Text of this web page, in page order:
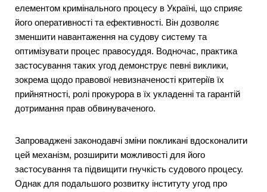
елементом кримінального процесу в Україні, що сприяє
його оперативності та ефективності. Він дозволяє
зменшити навантаження на судову систему та
оптимізувати процес правосуддя. Водночас, практика
застосування таких угод демонструє певні виклики,
зокрема щодо правової невизначеності критеріїв їх
прийнятності, ролі прокурора в їх укладенні та гарантій
дотримання прав обвинуваченого.
Запроваджені законодавчі зміни покликані вдосконалити
цей механізм, розширити можливості для його
застосування та підвищити гнучкість судового процесу.
Однак для подальшого розвитку інституту угод про